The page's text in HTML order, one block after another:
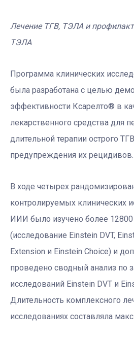
Лечение ТГВ, ТЭЛА и
ТЭЛА
Программа клинических
была разработана с целью
эффективности Ксарелто® в
лекарственного средства для
длительной терапии острого
предупреждения их рецидивов.
В ходе четырех
контролируемых клинических
ИИИ было изучено более 12800
(исследование Einstein DVT,
Extension и Einstein Choice) и
проведено сводный анализ по
исследований Einstein DVT и
Длительность комплексного
исследованиях составляла